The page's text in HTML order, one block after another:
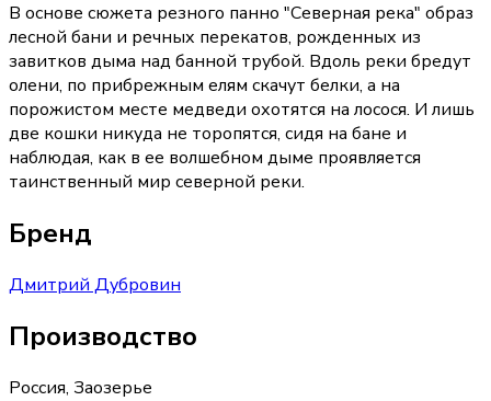
В основе сюжета резного панно "Северная река" образ
лесной бани и речных перекатов, рожденных из
завитков дыма над банной трубой. Вдоль реки бредут
олени, по прибрежным елям скачут белки, а на
порожистом месте медведи охотятся на лосося. И лишь
две кошки никуда не торопятся, сидя на бане и
наблюдая, как в ее волшебном дыме проявляется
таинственный мир северной реки.
Бренд
Дмитрий Дубровин
Производство
Россия, Заозерье